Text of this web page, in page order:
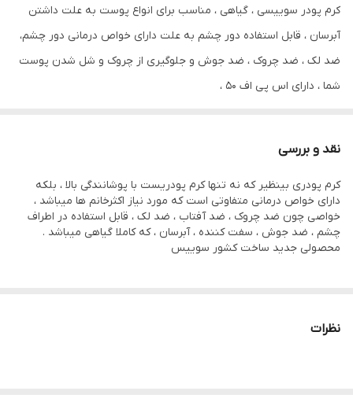
کرم پودر سوییسی ، گیاهی ، مناسب برای انواع پوست به علت داشتن
آبرسان ، قابل استفاده دور چشم به علت دارای خواص درمانی دور چشم،
ضد لک ، ضد چروک ، ضد جوش و جلوگیری از چروک و شل شدن پوست
شما ، دارای اس پی اف ۵۰ ،
نقد و بررسی
کرم پودری بینظیر که نه تنها کرم پودریست با پوشانندگی بالا ، بلکه
دارای خواص درمانی متفاوتی است که مورد نیاز اکثرخانم ها میباشد ،
خواصی چون ضد چروک ، ضد آفتاب ، ضد لک ، قابل استفاده در اطراف
چشم ، ضد جوش ، سفت کننده ، آبرسان ، که کاملا گیاهی میباشد .
محصولی جدید ساخت کشور سوییس
نظرات